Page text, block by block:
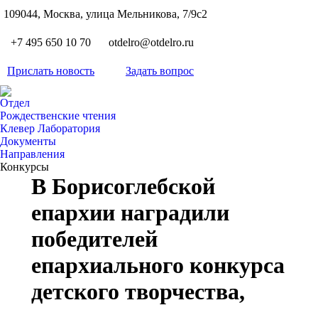
109044, Москва, улица Мельникова, 7/9с2
+7 495 650 10 70 otdelro@otdelro.ru
Прислать новость Задать вопрос
Отдел
Рождественские чтения
Клевер Лаборатория
Документы
Направления
Конкурсы
В Борисоглебской
епархии наградили
победителей
епархиального конкурса
детского творчества,